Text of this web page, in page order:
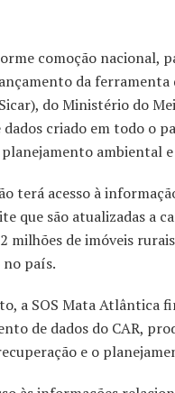
comoção nacional,
da
do Ministério do
dados criado em todo
ambiental e
terá acesso à
que são atualizadas a
milhões de imóveis
país.
a SOS Mata Atlântica
de dados do CAR,
e o